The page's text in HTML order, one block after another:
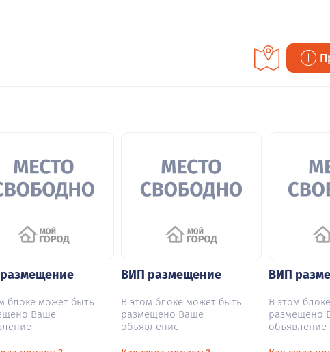
блоке может быть
Ваше
ВИП размещение
В этом блоке может быть
размещено Ваше
объявление
ВИП
В этом
размещено
объявление